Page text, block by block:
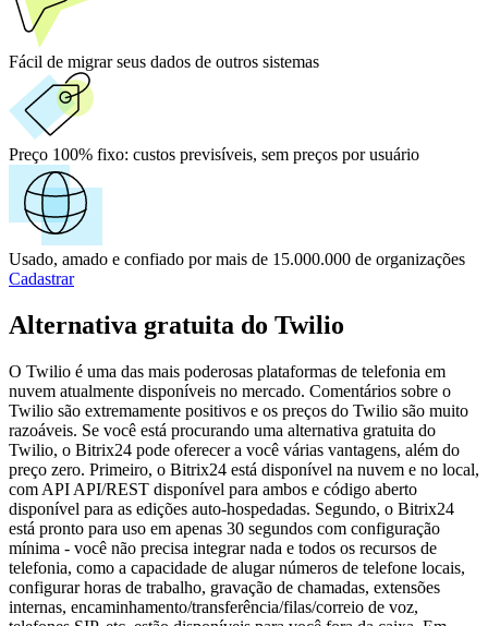
Fácil de migrar seus dados de outros sistemas
Preço 100% fixo: custos previsíveis, sem preços por usuário
Usado, amado e confiado por mais de 15.000.000 de organizações
Cadastrar
Alternativa gratuita do Twilio
O Twilio é uma das mais poderosas plataformas de telefonia em
nuvem atualmente disponíveis no mercado. Comentários sobre o
Twilio são extremamente positivos e os preços do Twilio são muito
razoáveis. Se você está procurando uma alternativa gratuita do
Twilio, o Bitrix24 pode oferecer a você várias vantagens, além do
preço zero. Primeiro, o Bitrix24 está disponível na nuvem e no local,
com API API/REST disponível para ambos e código aberto
disponível para as edições auto-hospedadas. Segundo, o Bitrix24
está pronto para uso em apenas 30 segundos com configuração
mínima - você não precisa integrar nada e todos os recursos de
telefonia, como a capacidade de alugar números de telefone locais,
configurar horas de trabalho, gravação de chamadas, extensões
internas, encaminhamento/transferência/filas/correio de voz,